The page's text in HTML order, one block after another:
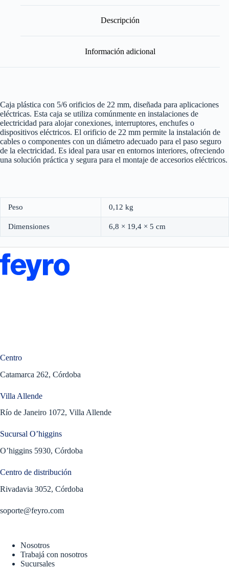
cantidad
Descripción
Información adicional
Caja plástica con 5/6 orificios de 22 mm, diseñada para aplicaciones
eléctricas. Esta caja se utiliza comúnmente en instalaciones de
electricidad para alojar conexiones, interruptores, enchufes o
dispositivos eléctricos. El orificio de 22 mm permite la instalación de
cables o componentes con un diámetro adecuado para el paso seguro
de la electricidad. Es ideal para usar en entornos interiores, ofreciendo
una solución práctica y segura para el montaje de accesorios eléctricos.
Peso 0,12 kg
Dimensiones 6,8 × 19,4 × 5 cm
Centro
Catamarca 262, Córdoba
Villa Allende
Río de Janeiro 1072, Villa Allende
Sucursal O’higgins
O’higgins 5930, Córdoba
Centro de distribución
Rivadavia 3052, Córdoba
soporte@feyro.com
Nosotros
Trabajá con nosotros
Sucursales